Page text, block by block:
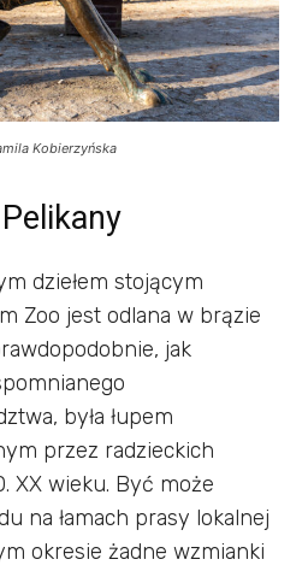
Kobierzyńska
dziełem stojącym
Zoo jest odlana w brązie
jak
była łupem
przez radzieckich
XX wieku. Być może
na łamach prasy lokalnej
okresie żadne wzmianki